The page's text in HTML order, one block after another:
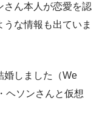
さん本人が恋愛を認
な情報も出ていま
婚しました（We
ヘソンさんと仮想